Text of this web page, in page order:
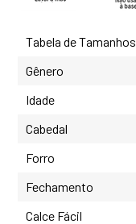
Tabela de Tamanhos
Gênero
Idade
Cabedal
Forro
Fechamento
Calce Fácil